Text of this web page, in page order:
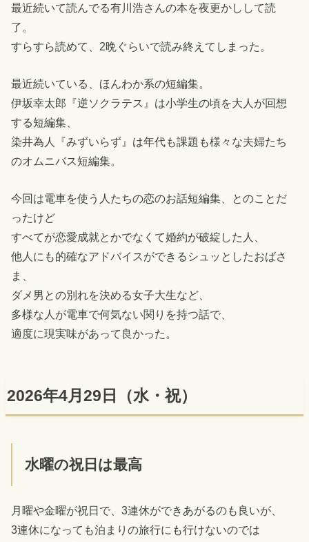
最近続いて読んでる有川浩さんの本を夜更かしして読
了。
すらすら読めて、2晩ぐらいで読み終えてしまった。
最近続いている、ほんわか系の短編集。
伊坂幸太郎『逆ソクラテス』は小学生の頃を大人が回想
する短編集、
染井為人『みずいらず』は年代も課題も様々な夫婦たち
のオムニバス短編集。
今回は電車を使う人たちの恋のお話短編集、とのことだ
ったけど
すべてが恋愛成就とかでなくて婚約が破綻した人、
他人にも的確なアドバイスができるシュッとしたおばさ
ま、
ダメ男との別れを決める女子大生など、
多様な人が電車で何気ない関りを持つ話で、
適度に現実味があって良かった。
2026年4月29日（水・祝）
水曜の祝日は最高
月曜や金曜が祝日で、3連休ができあがるのも良いが、
3連休になっても泊まりの旅行にも行けないのでは